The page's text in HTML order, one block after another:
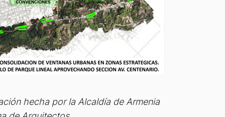
hecha por la Alcaldía de Armenia